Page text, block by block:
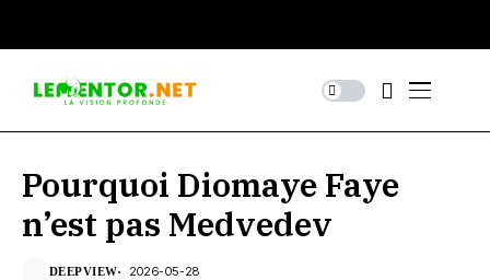
Pourquoi Diomaye Faye
n’est pas Medvedev
DEEPVIEW 2026-05-28